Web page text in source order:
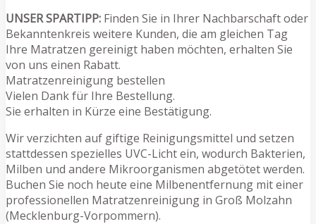
UNSER SPARTIPP: Finden Sie in Ihrer Nachbarschaft oder
Bekanntenkreis weitere Kunden, die am gleichen Tag
Ihre Matratzen gereinigt haben möchten, erhalten Sie
von uns einen Rabatt.
Matratzenreinigung bestellen
Vielen Dank für Ihre Bestellung.
Sie erhalten in Kürze eine Bestätigung.
Wir verzichten auf giftige Reinigungsmittel und setzen
stattdessen spezielles UVC-Licht ein, wodurch Bakterien,
Milben und andere Mikroorganismen abgetötet werden.
Buchen Sie noch heute eine Milbenentfernung mit einer
professionellen Matratzenreinigung in Groß Molzahn
(Mecklenburg-Vorpommern).